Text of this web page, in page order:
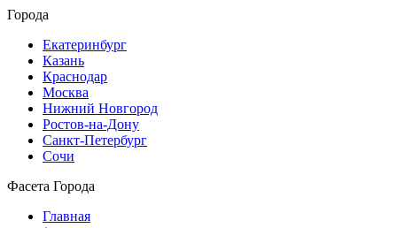
Города
Екатеринбург
Казань
Краснодар
Москва
Нижний Новгород
Ростов-на-Дону
Санкт-Петербург
Сочи
Фасета Города
Главная